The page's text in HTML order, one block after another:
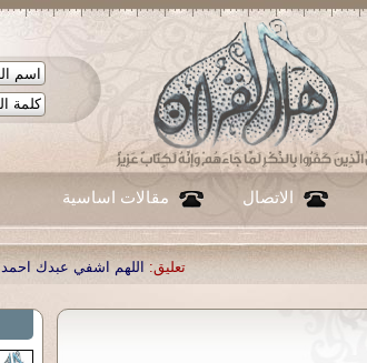
الاتصال مقالات اساسية
اللهم اشفي عبدك احمد صبحي منصور|تعليق: